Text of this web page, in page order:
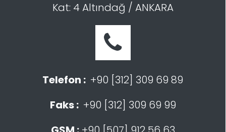
Kat: 4 Altındağ / ANKARA
Telefon : +90 [312] 309 69 89
Faks : +90 [312] 309 69 99